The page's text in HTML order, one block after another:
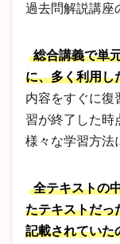
過去問解説講座
総合講義で単
に、多く利用し
内容をすぐに復
習が終了した時
様々な学習方法
全テキストの
たテキストだっ
記載されていた